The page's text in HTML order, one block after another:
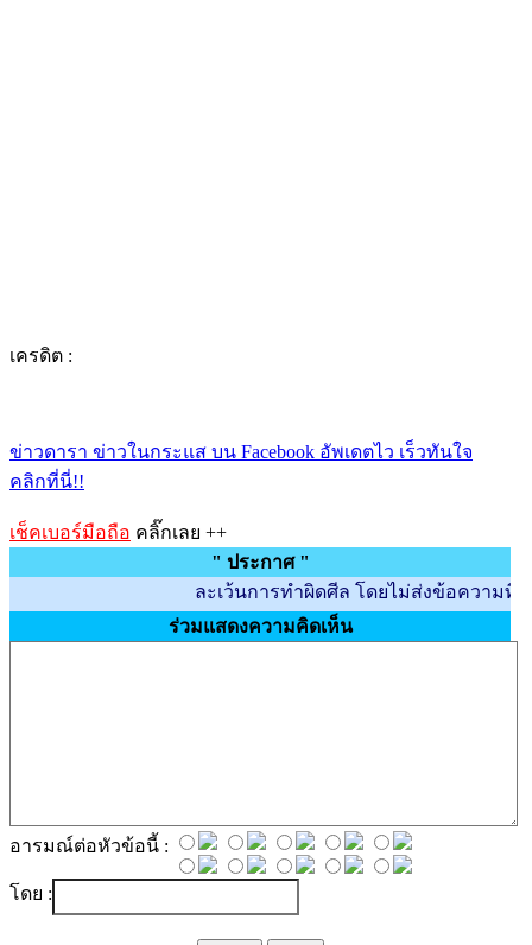
เครดิต :
ข่าวดารา ข่าวในกระแส บน Facebook อัพเดตไว เร็วทันใจ
คลิกที่นี่!!
เช็คเบอร์มือถือ คลิ๊กเลย ++
" ประกาศ "
ละเว้นการทำผิดศีล โดยไม่ส่งข้อความที่สร้า
ร่วมแสดงความคิดเห็น
อารมณ์ต่อหัวข้อนี้ :
โดย :